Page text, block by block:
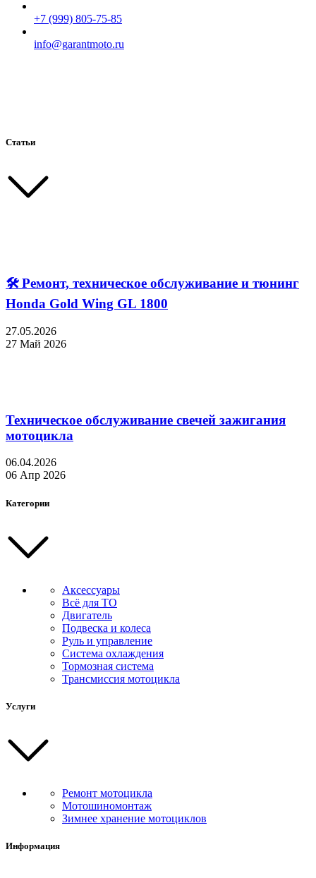
+7 (999) 805-75-85
info@garantmoto.ru
Статьи
🛠 Ремонт, техническое обслуживание и тюнинг
Honda Gold Wing GL 1800
27.05.2026
27 Май 2026
Техническое обслуживание свечей зажигания
мотоцикла
06.04.2026
06 Апр 2026
Категории
Аксессуары
Всё для ТО
Двигатель
Подвеска и колеса
Руль и управление
Система охлаждения
Тормозная система
Трансмиссия мотоцикла
Услуги
Ремонт мотоцикла
Мотошиномонтаж
Зимнее хранение мотоциклов
Информация